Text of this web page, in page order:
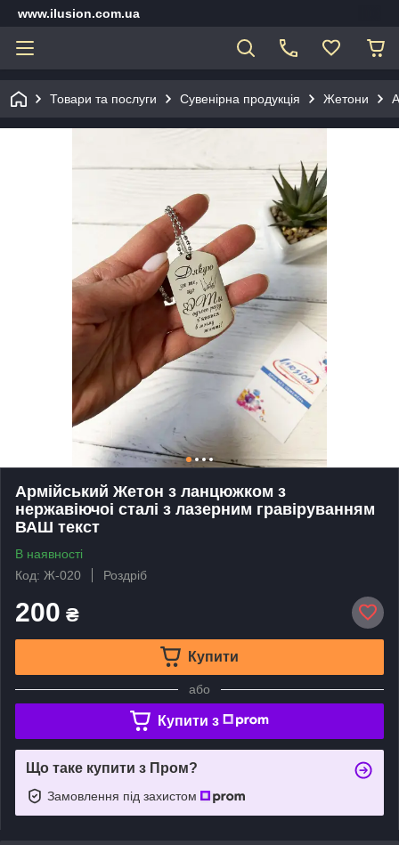
www.ilusion.com.ua
Товари та послуги Сувенірна продукція Жетони
Армійський Жетон з ланцюжком з
нержавіючоі сталі з лазерним гравіруванням
ВАШ текст
В наявності
Код: Ж-020
Роздріб
200 ₴
Купити
або
Купити з
Що таке купити з Пром?
Замовлення під захистом